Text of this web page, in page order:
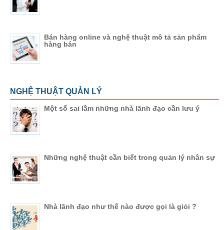
Bán hàng online và nghệ thuật mô tả sản phẩm
hàng bán
NGHỆ THUẬT QUẢN LÝ
Một số sai lầm những nhà lãnh đạo cần lưu ý
Những nghệ thuật cần biết trong quản lý nhân sự
Nhà lãnh đạo như thế nào được gọi là giỏi ?